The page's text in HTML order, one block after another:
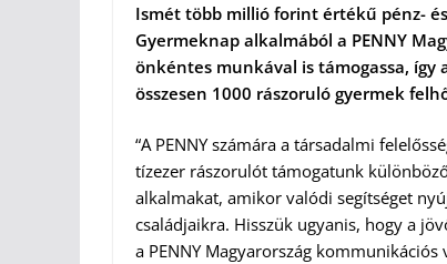
Ismét több millió forint értékű pénz-
Gyermeknap alkalmából a PENNY
önkéntes munkával is támogassa,
összesen 1000 rászoruló gyermek
“A PENNY számára a társadalmi
tízezer rászorulót támogatunk
alkalmakat, amikor valódi segítséget
családjaikra. Hisszük ugyanis, hogy a
a PENNY Magyarország kommunikációs